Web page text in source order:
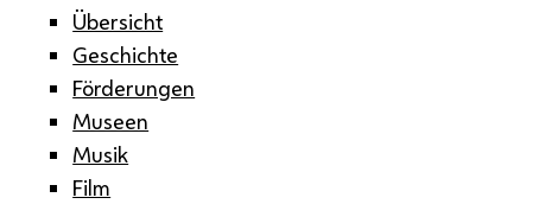
Übersicht
Geschichte
Förderungen
Museen
Musik
Film